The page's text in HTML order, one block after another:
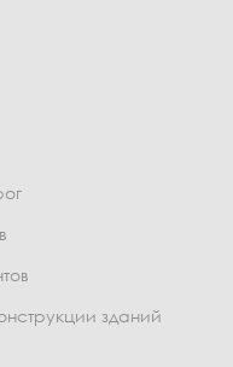
зданий